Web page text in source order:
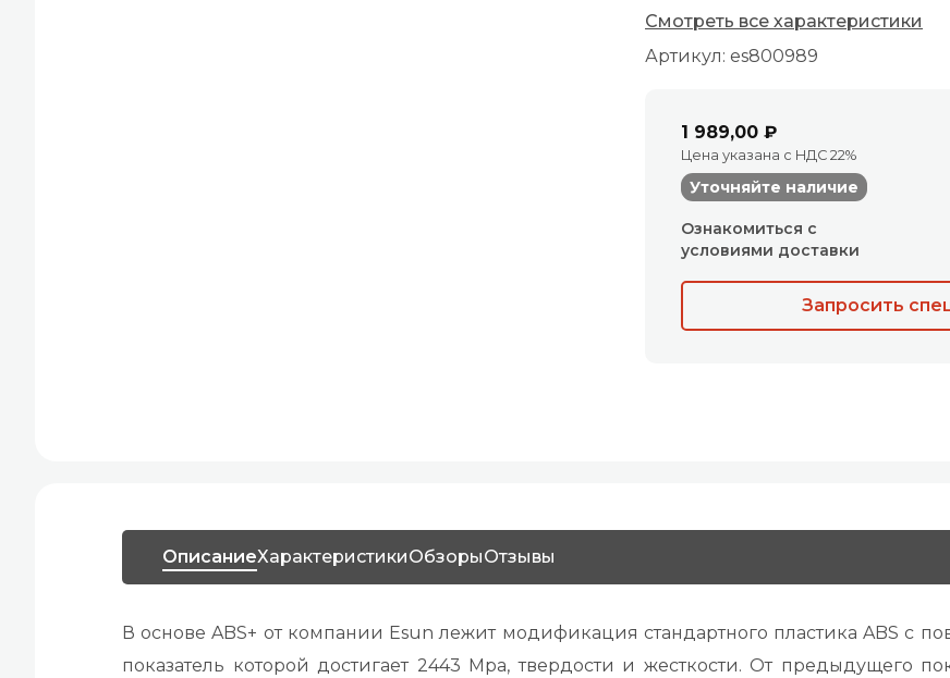
Артикул: es800989
Смотреть все характеристики
1 989,00 ₽
Цена указана с НДС 22%
Уточняйте наличие
Ознакомиться с
условиями доставки
Запросить
ОписаниеХарактеристикиОбзорыОтзывы
В основе ABS+ от компании Esun лежит модификация стандартного пластика ABS с
показатель которой достигает 2443 Мра, твердости и жесткости. От предыдущего